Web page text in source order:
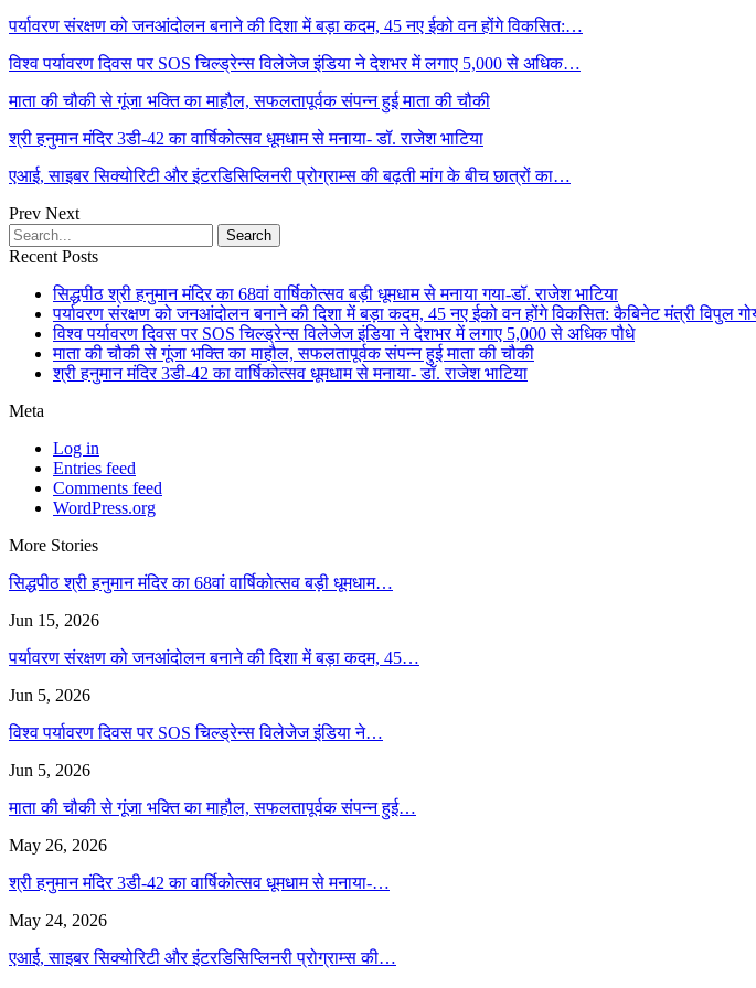
पर्यावरण संरक्षण को जनआंदोलन बनाने की दिशा में बड़ा कदम, 45 नए ईको वन होंगे विकसित:…
विश्व पर्यावरण दिवस पर SOS चिल्ड्रेन्स विलेजेज इंडिया ने देशभर में लगाए 5,000 से अधिक…
माता की चौकी से गूंजा भक्ति का माहौल, सफलतापूर्वक संपन्न हुई माता की चौकी
श्री हनुमान मंदिर 3डी-42 का वार्षिकोत्सव धूमधाम से मनाया- डॉ. राजेश भाटिया
एआई, साइबर सिक्योरिटी और इंटरडिसिप्लिनरी प्रोग्राम्स की बढ़ती मांग के बीच छात्रों का…
Prev Next
Recent Posts
सिद्धपीठ श्री हनुमान मंदिर का 68वां वार्षिकोत्सव बड़ी धूमधाम से मनाया गया-डॉ. राजेश भाटिया
पर्यावरण संरक्षण को जनआंदोलन बनाने की दिशा में बड़ा कदम, 45 नए ईको वन होंगे विकसित: कैबिनेट मंत्री विपुल
विश्व पर्यावरण दिवस पर SOS चिल्ड्रेन्स विलेजेज इंडिया ने देशभर में लगाए 5,000 से अधिक पौधे
माता की चौकी से गूंजा भक्ति का माहौल, सफलतापूर्वक संपन्न हुई माता की चौकी
श्री हनुमान मंदिर 3डी-42 का वार्षिकोत्सव धूमधाम से मनाया- डॉ. राजेश भाटिया
Meta
Log in
Entries feed
Comments feed
WordPress.org
More Stories
सिद्धपीठ श्री हनुमान मंदिर का 68वां वार्षिकोत्सव बड़ी धूमधाम…
Jun 15, 2026
पर्यावरण संरक्षण को जनआंदोलन बनाने की दिशा में बड़ा कदम, 45…
Jun 5, 2026
विश्व पर्यावरण दिवस पर SOS चिल्ड्रेन्स विलेजेज इंडिया ने…
Jun 5, 2026
माता की चौकी से गूंजा भक्ति का माहौल, सफलतापूर्वक संपन्न हुई…
May 26, 2026
श्री हनुमान मंदिर 3डी-42 का वार्षिकोत्सव धूमधाम से मनाया-…
May 24, 2026
एआई, साइबर सिक्योरिटी और इंटरडिसिप्लिनरी प्रोग्राम्स की…